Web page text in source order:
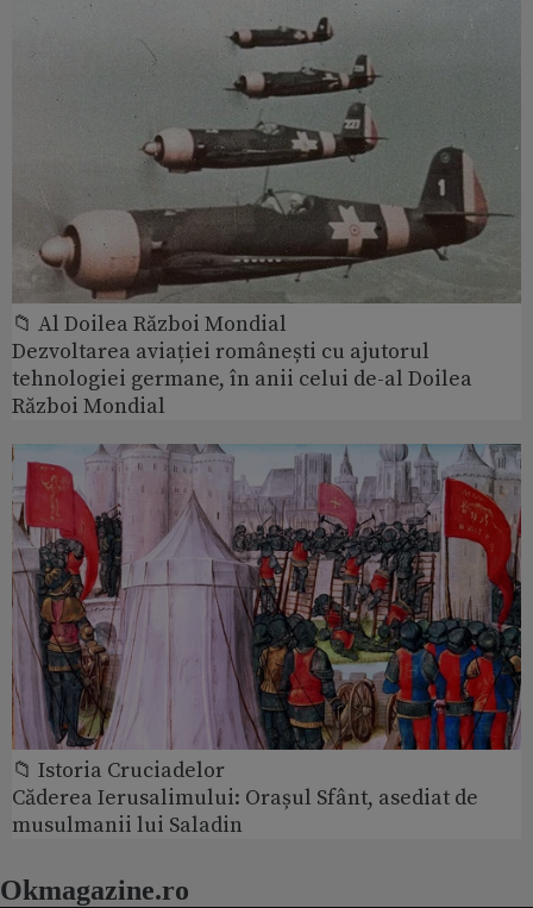
📁 Al Doilea Război Mondial
Dezvoltarea aviației românești cu ajutorul
tehnologiei germane, în anii celui de-al Doilea
Război Mondial
📁 Istoria Cruciadelor
Căderea Ierusalimului: Orașul Sfânt, asediat de
musulmanii lui Saladin
Okmagazine.ro